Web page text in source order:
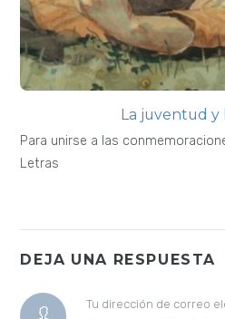
La juventud y
Para unirse a las
Letras
DEJA UNA RESPUESTA
Tu dirección de correo